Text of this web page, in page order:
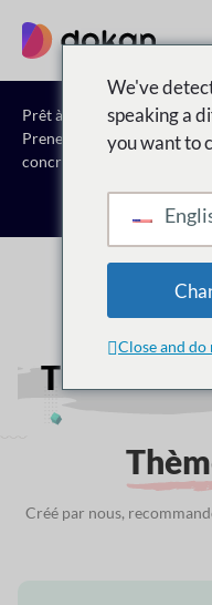
contenu
Prêt à passer à l'étape
Prenez rendez-vous pour
concrétiser votre vision du
Réservez
Thèmes
Créé par nous,
We've
speaking a
you want to
Close and